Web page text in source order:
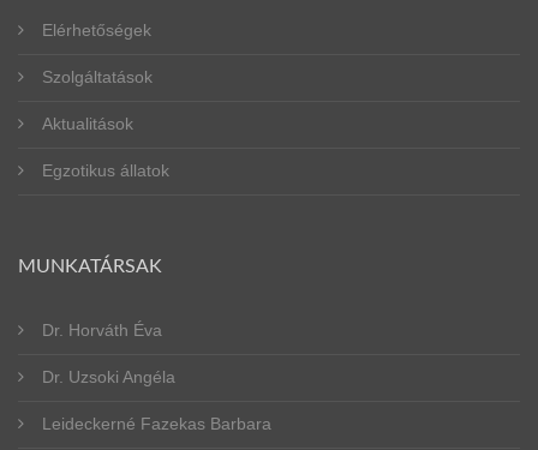
Elérhetőségek
Szolgáltatások
Aktualitások
Egzotikus állatok
MUNKATÁRSAK
Dr. Horváth Éva
Dr. Uzsoki Angéla
Leideckerné Fazekas Barbara